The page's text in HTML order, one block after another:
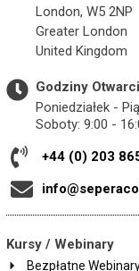
London, W5 2NP
Greater London
United Kingdom
Godziny
Poniedziałek -
Soboty: 9:00 -
+44 (0) 203
Kursy / Webinary
Bezpłatne